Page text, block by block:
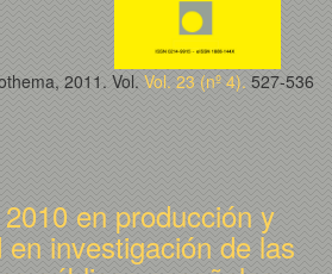
2011. Vol. Vol. 23 (nº 4). 527-536
en producción y
investigación de las